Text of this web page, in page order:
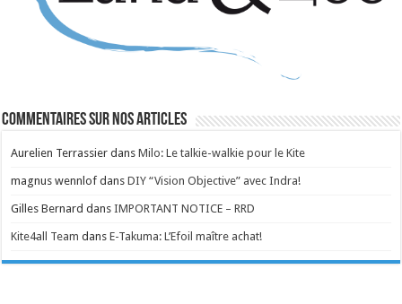
Commentaires sur nos articles
Aurelien Terrassier dansMilo: Le talkie-walkie pour le Kite
magnus wennlof dansDIY “Vision Objective” avec Indra!
Gilles Bernard dansIMPORTANT NOTICE – RRD
Kite4all Team dansE-Takuma: L’Efoil maître achat!